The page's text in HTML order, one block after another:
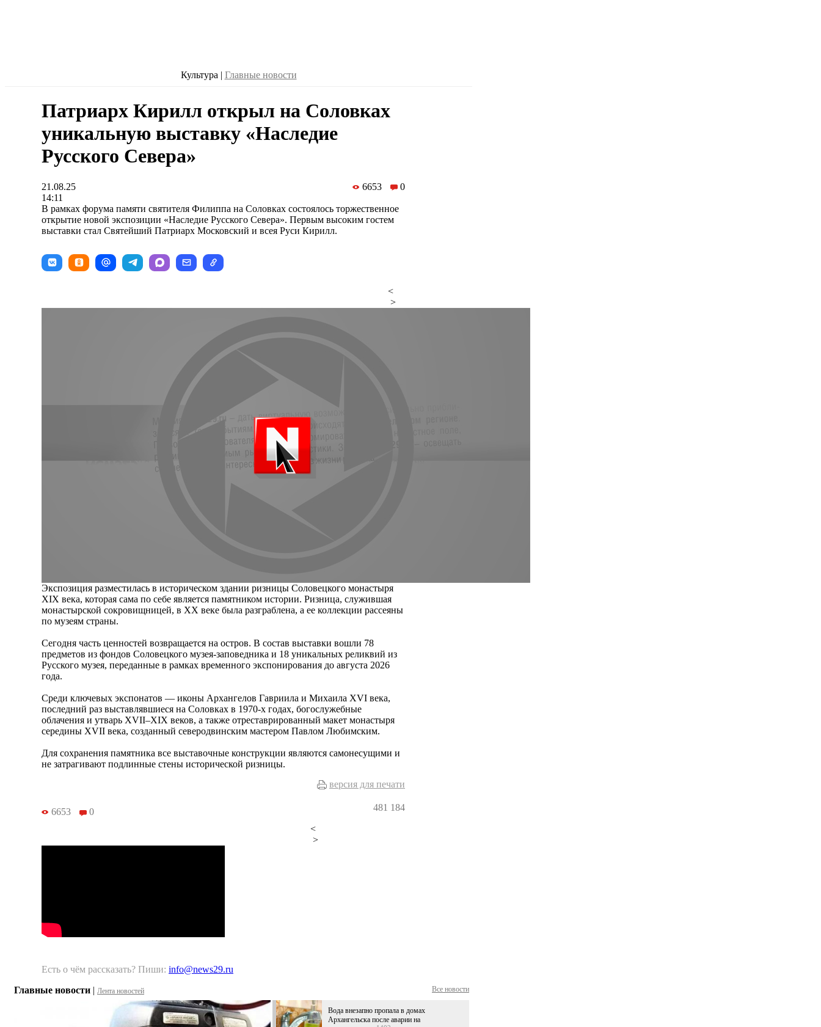
Культура | Главные новости
Патриарх Кирилл открыл на Соловках
уникальную выставку «Наследие
Русского Севера»
21.08.25
14:11
6653 0
В рамках форума памяти святителя Филиппа на Соловках состоялось торжественное
открытие новой экспозиции «Наследие Русского Севера». Первым высоким гостем
выставки стал Святейший Патриарх Московский и всея Руси Кирилл.
<
>
Экспозиция разместилась в историческом здании ризницы Соловецкого монастыря
XIX века, которая сама по себе является памятником истории. Ризница, служившая
монастырской сокровищницей, в XX веке была разграблена, а ее коллекции рассеяны
по музеям страны.
Сегодня часть ценностей возвращается на остров. В состав выставки вошли 78
предметов из фондов Соловецкого музея-заповедника и 18 уникальных реликвий из
Русского музея, переданные в рамках временного экспонирования до августа 2026
года.
Среди ключевых экспонатов — иконы Архангелов Гавриила и Михаила XVI века,
последний раз выставлявшиеся на Соловках в 1970-х годах, богослужебные
облачения и утварь XVII–XIX веков, а также отреставрированный макет монастыря
середины XVII века, созданный северодвинским мастером Павлом Любимским.
Для сохранения памятника все выставочные конструкции являются самонесущими и
не затрагивают подлинные стены исторической ризницы.
версия для печати
6653 0 481 184
<
>
Есть о чём рассказать? Пиши: info@news29.ru
Главные новости | Лента новостей Все новости
Вода внезапно пропала в домах
Архангельска после аварии на